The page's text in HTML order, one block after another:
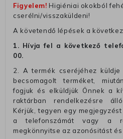
Figyelem! Higiéniai okokból
cserélni/visszaküldeni!
A követendő lépések a
1. Hívja fel a következő
00.
2. A termék cseréjéhez
becsomagolt terméket,
fogjuk és elküldjük Önnek a
raktárban rendelkezésre
Kérjük, tegyen egy
a telefonszámát vagy a
megkönnyitse az azonósitást